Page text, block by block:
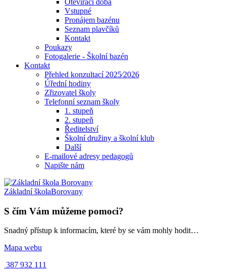
Otevírací doba
Vstupné
Pronájem bazénu
Seznam plavčíků
Kontakt
Poukazy
Fotogalerie - Školní bazén
Kontakt
Přehled konzultací 2025⁄2026
Úřední hodiny
Zřizovatel školy
Telefonní seznam školy
1. stupeň
2. stupeň
Ředitelství
Školní družiny a školní klub
Další
E-mailové adresy pedagogů
Napište nám
Základní školaBorovany
S čím Vám můžeme pomoci?
Snadný přístup k informacím, které by se vám mohly hodit…
Mapa webu
387 932 111